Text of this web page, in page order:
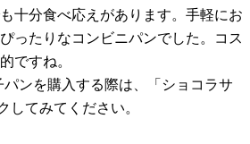
十分食べ応えがあります。手軽にお
ったりなコンビニパンでした。コス
ですね。
ンを購入する際は、「ショコラサ
してみてください。